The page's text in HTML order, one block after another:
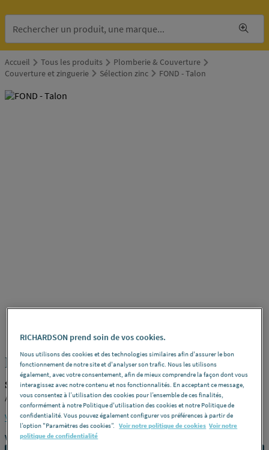
Accueil Tous les produits
Plomberie & Couverture
Couverture et zinguerie
Sélection zinc FOND - Talon
FOND - Talon
STANDARD PRODUIT-47102
Agrafable -DimensionsDéveloppé : 333 mm
Voir la description complète
Vous avez un projet ?
RICHARDSON prend soin de vos cookies.
Nous utilisons des cookies et des technologies similaires afin d'assurer le bon
fonctionnement de notre site et d'analyser son trafic. Nous les utilisons
également, avec votre consentement, afin de mieux comprendre la façon dont vous
interagissez avec notre contenu et nos fonctionnalités. En acceptant ce message,
vous consentez à l’utilisation des cookies pour l’ensemble de ces finalités,
conformément à notre Politique d'utilisation des cookies et notre Politique de
confidentialité. Vous pouvez également configurer vos préférences à partir de
l’option "Paramètres des cookies”. Voir notre politique de cookies Voir notre
politique de confidentialité